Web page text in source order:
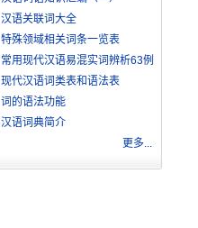
汉语关联词大全
特殊领域相关词条一览表
常用现代汉语易混实词辨析63例
现代汉语词类表和语法表
词的语法功能
汉语词典简介
更多...